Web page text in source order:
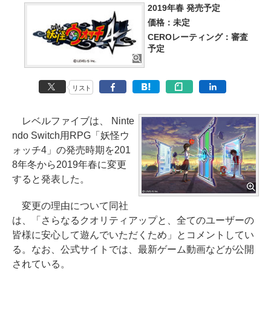
2019年春 発売予定
価格：未定
CEROレーティング：審査
予定
リスト
レベルファイブは、 Ninte
ndo Switch用RPG「妖怪ウ
ォッチ4」の発売時期を201
8年冬から2019年春に変更
すると発表した。
変更の理由について同社
は、「さらなるクオリティアップと、全てのユーザーの
皆様に安心して遊んでいただくため」とコメントしてい
る。なお、公式サイトでは、最新ゲーム動画などが公開
されている。